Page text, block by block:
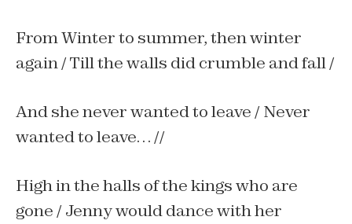
From Winter to summer, then winter
again /Till the walls did crumble and fall /
And she never wanted to leave /Never
wanted to leave… //
High in the halls of the kings who are
gone /Jenny would dance with her